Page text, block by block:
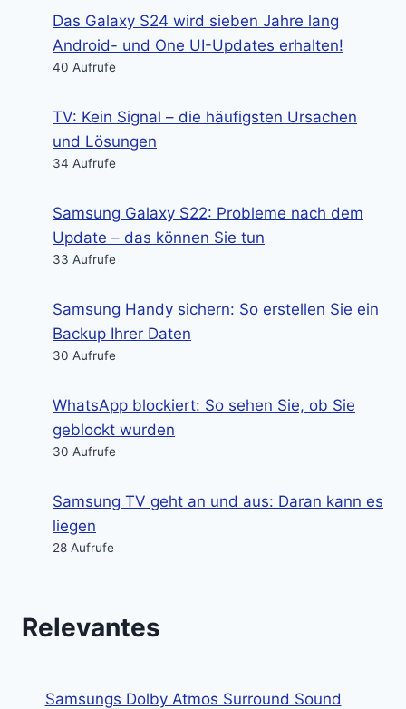
Das Galaxy S24 wird sieben Jahre lang
Android- und One UI-Updates erhalten!
40 Aufrufe
TV: Kein Signal – die häufigsten Ursachen
und Lösungen
34 Aufrufe
Samsung Galaxy S22: Probleme nach dem
Update – das können Sie tun
33 Aufrufe
Samsung Handy sichern: So erstellen Sie ein
Backup Ihrer Daten
30 Aufrufe
WhatsApp blockiert: So sehen Sie, ob Sie
geblockt wurden
30 Aufrufe
Samsung TV geht an und aus: Daran kann es
liegen
28 Aufrufe
Relevantes
Samsungs Dolby Atmos Surround Sound